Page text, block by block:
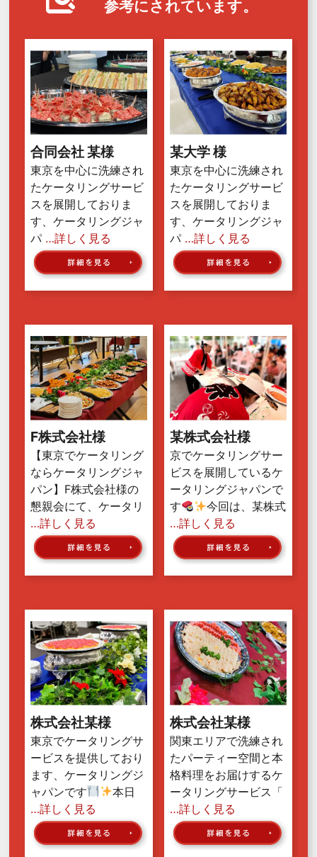
参考にされています。
合同会社 某様
東京を中心に洗練され
たケータリングサービ
スを展開しておりま
す、ケータリングジャ
パ …詳しく見る
某大学 様
東京を中心に洗練され
たケータリングサービ
スを展開しておりま
す、ケータリングジャ
パ …詳しく見る
F株式会社様
【東京でケータリング
ならケータリングジャ
パン】F株式会社様の
懇親会にて、ケータリ
…詳しく見る
某株式会社様
京でケータリングサー
ビスを展開しているケ
ータリングジャパンで
す
今回は、某株式
…詳しく見る
株式会社某様
東京でケータリングサ
ービスを提供しており
ます、ケータリングジ
ャパンです
本日
…詳しく見る
株式会社某様
関東エリアで洗練され
たパーティー空間と本
格料理をお届けするケ
ータリングサービス「
…詳しく見る